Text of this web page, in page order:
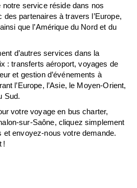
notre service réside dans nos
partenaires à travers l’Europe,
que l’Amérique du Nord et du
d’autres services dans la
: transferts aéroport, voyages de
et gestion d’événements à
l’Europe, l’Asie, le Moyen-Orient,
Sud.
votre voyage en bus charter,
sur-Saône, cliquez simplement
et envoyez-nous votre demande.
!